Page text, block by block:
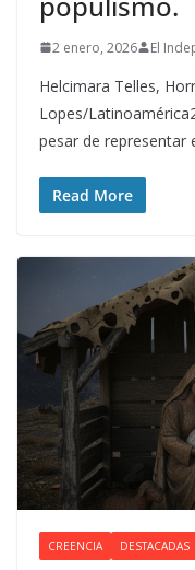
2 enero, 2026 El
Helcimara Telles,
Lopes/
pesar de representar
Read More
CREENCIA DESTACADAS